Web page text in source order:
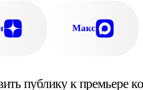
Макс
публику к премьере